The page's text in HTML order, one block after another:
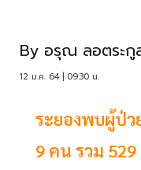
By อรุณ ลอตระกู
12 ม.ค. 64 | 09:30 น.
ระยองพบผู้ป่ว
9 คน รวม